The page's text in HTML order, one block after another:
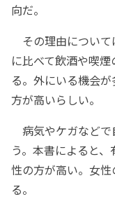
向だ。
その理由について
に比べて飲酒や喫
る。外にいる機会
方が高いらしい。
病気やケガなどで
う。本書によると
性の方が高い。女
る。